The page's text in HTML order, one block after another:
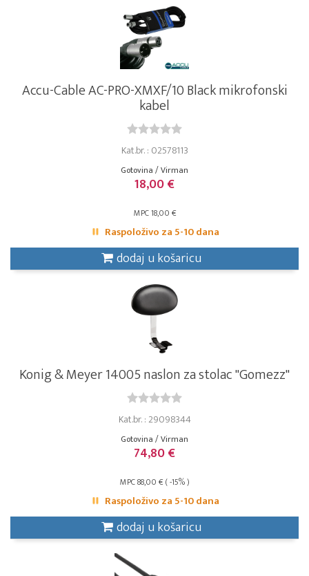
Accu-Cable AC-PRO-XMXF/10 Black mikrofonski
kabel
Kat.br. : 02578113
Gotovina / Virman
18,00 €
MPC 18,00 €
Raspoloživo za 5-10 dana
dodaj u košaricu
Konig & Meyer 14005 naslon za stolac "Gomezz"
Kat.br. : 29098344
Gotovina / Virman
74,80 €
MPC 88,00 € ( -15% )
Raspoloživo za 5-10 dana
dodaj u košaricu